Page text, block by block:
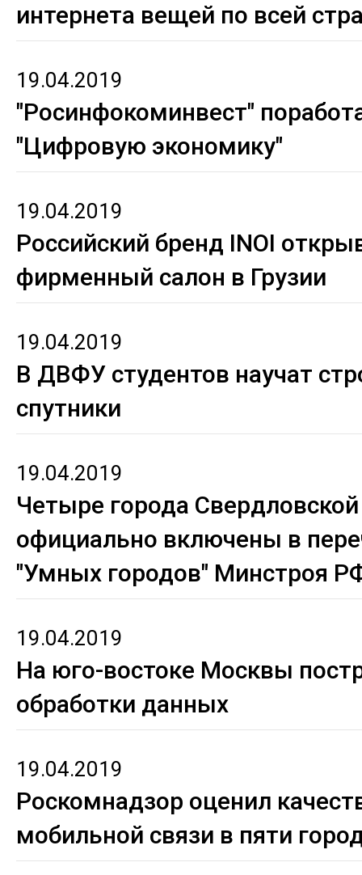
интернета вещей по всей
19.04.2019
"Росинфокоминвест"
"Цифровую экономику"
19.04.2019
Российский бренд INOI
фирменный салон в Грузии
19.04.2019
В ДВФУ студентов научат
спутники
19.04.2019
Четыре города
официально включены в
"Умных городов" Минстроя
19.04.2019
На юго-востоке Москвы
обработки данных
19.04.2019
Роскомнадзор оценил
мобильной связи в пяти